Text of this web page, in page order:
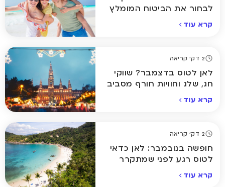
לבחור את הביטוח המומלץ
קרא עוד
2 דק' קריאה
לאן לטוס בדצמבר? שווקי
חג, שלג וחוויות חורף מסביב
קרא עוד
2 דק' קריאה
חופשה בנובמבר: לאן כדאי
לטוס רגע לפני שמתקרר
קרא עוד